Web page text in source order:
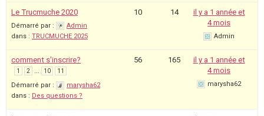
Le Trucmuche 2020
Démarré par :
Admin
dans : TRUCMUCHE 2025
10 14
il y a 1 année et
4 mois
Admin
comment s'inscrire?
1 2 … 10 11
Démarré par :
marysha62
dans : Des questions ?
56 165
il y a 1 année et
4 mois
marysha62